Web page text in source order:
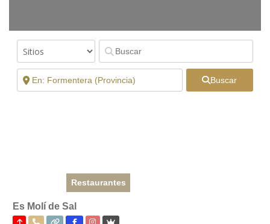
Buscar
Restaurantes
Es Molí de Sal